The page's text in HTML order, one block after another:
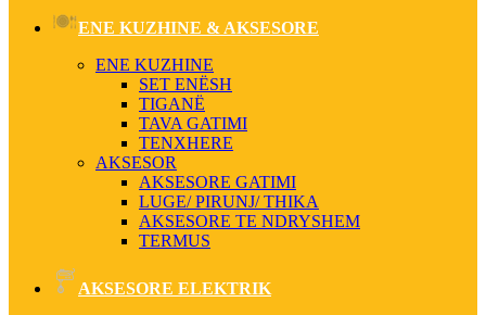
ENE KUZHINE & AKSESORE
ENE KUZHINE
SET ENËSH
TIGANË
TAVA GATIMI
TENXHERE
AKSESOR
AKSESORE GATIMI
LUGE/ PIRUNJ/ THIKA
AKSESORE TE NDRYSHEM
TERMUS
AKSESORE ELEKTRIK